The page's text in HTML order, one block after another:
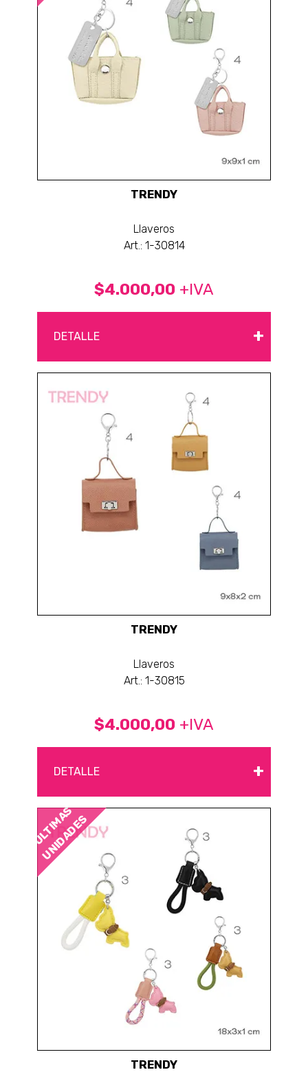
TRENDY
Llaveros
Art.: 1-30814
$4.000,00 +IVA
DETALLE +
TRENDY
Llaveros
Art.: 1-30815
$4.000,00 +IVA
DETALLE +
ÚLTIMAS
UNIDADES
TRENDY